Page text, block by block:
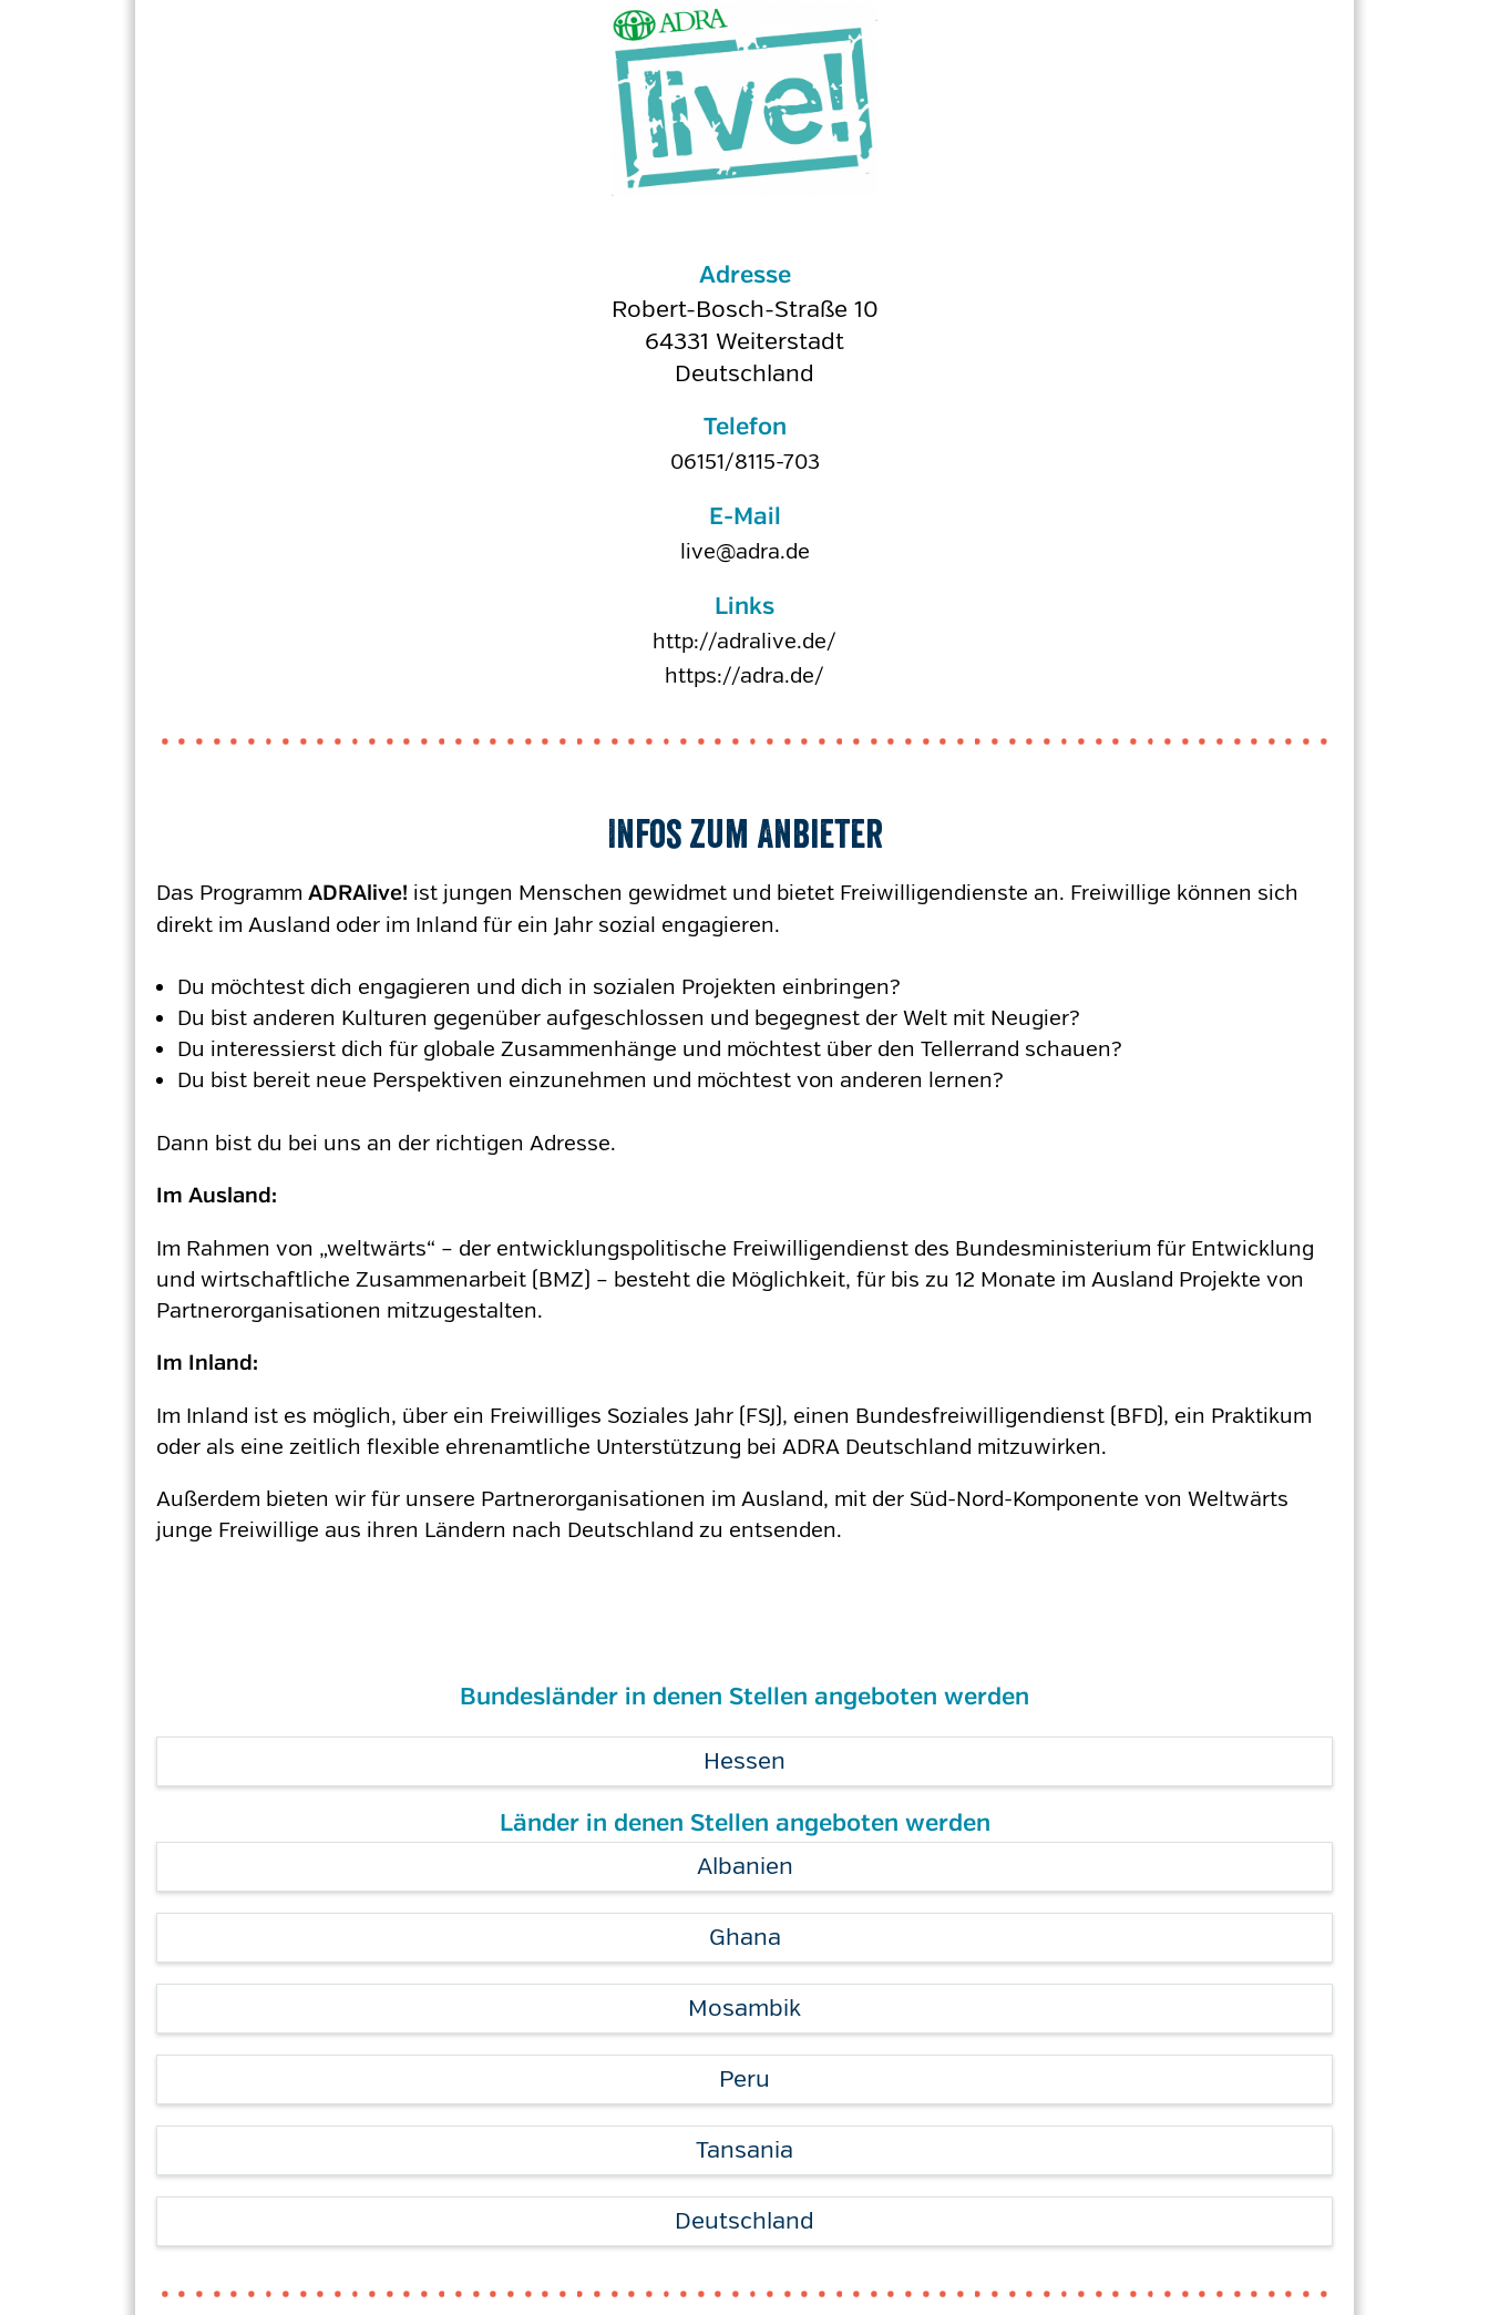
Adresse
Robert-Bosch-Straße 10
64331 Weiterstadt
Deutschland
Telefon
06151/8115-703
E-Mail
live@adra.de
Links
http://adralive.de/
https://adra.de/
Infos zum Anbieter
Das Programm ADRAlive! ist jungen Menschen gewidmet und bietet Freiwilligendienste an. Freiwillige können sich
direkt im Ausland oder im Inland für ein Jahr sozial engagieren.
Du möchtest dich engagieren und dich in sozialen Projekten einbringen?
Du bist anderen Kulturen gegenüber aufgeschlossen und begegnest der Welt mit Neugier?
Du interessierst dich für globale Zusammenhänge und möchtest über den Tellerrand schauen?
Du bist bereit neue Perspektiven einzunehmen und möchtest von anderen lernen?
Dann bist du bei uns an der richtigen Adresse.
Im Ausland:
Im Rahmen von „weltwärts“ – der entwicklungspolitische Freiwilligendienst des Bundesministerium für Entwicklung
und wirtschaftliche Zusammenarbeit (BMZ) – besteht die Möglichkeit, für bis zu 12 Monate im Ausland Projekte von
Partnerorganisationen mitzugestalten.
Im Inland:
Im Inland ist es möglich, über ein Freiwilliges Soziales Jahr (FSJ), einen Bundesfreiwilligendienst (BFD), ein Praktikum
oder als eine zeitlich flexible ehrenamtliche Unterstützung bei ADRA Deutschland mitzuwirken.
Außerdem bieten wir für unsere Partnerorganisationen im Ausland, mit der Süd-Nord-Komponente von Weltwärts
junge Freiwillige aus ihren Ländern nach Deutschland zu entsenden.
Bundesländer in denen Stellen angeboten werden
Hessen
Länder in denen Stellen angeboten werden
Albanien
Ghana
Mosambik
Peru
Tansania
Deutschland